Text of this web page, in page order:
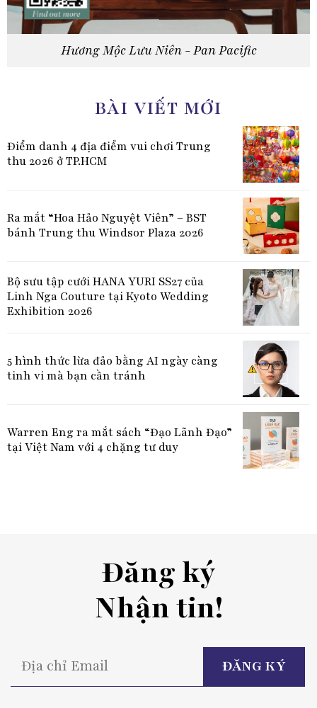
Hương Mộc Lưu Niên - Pan Pacific
BÀI VIẾT MỚI
Điểm danh 4 địa điểm vui chơi Trung
thu 2026 ở TP.HCM
Ra mắt “Hoa Hảo Nguyệt Viên” – BST
bánh Trung thu Windsor Plaza 2026
Bộ sưu tập cưới HANA YURI SS27 của
Linh Nga Couture tại Kyoto Wedding
Exhibition 2026
5 hình thức lừa đảo bằng AI ngày càng
tinh vi mà bạn cần tránh
Warren Eng ra mắt sách “Đạo Lãnh Đạo”
tại Việt Nam với 4 chặng tư duy
Đăng ký
Nhận tin!